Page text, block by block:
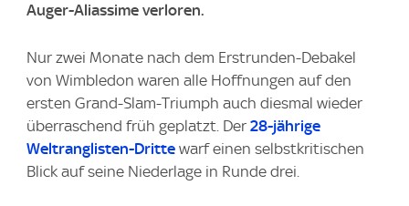
Auger-Aliassime verloren.
Nur zwei Monate nach dem Erstrunden-Debakel
von Wimbledon waren alle Hoffnungen auf den
ersten Grand-Slam-Triumph auch diesmal wieder
überraschend früh geplatzt. Der 28-jährige
Weltranglisten-Dritte warf einen selbstkritischen
Blick auf seine Niederlage in Runde drei.